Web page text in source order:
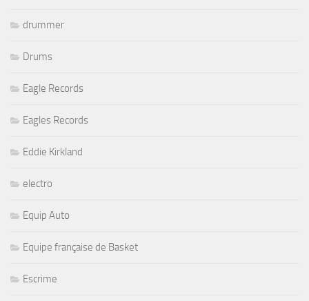
drummer
Drums
Eagle Records
Eagles Records
Eddie Kirkland
electro
Equip Auto
Equipe française de Basket
Escrime